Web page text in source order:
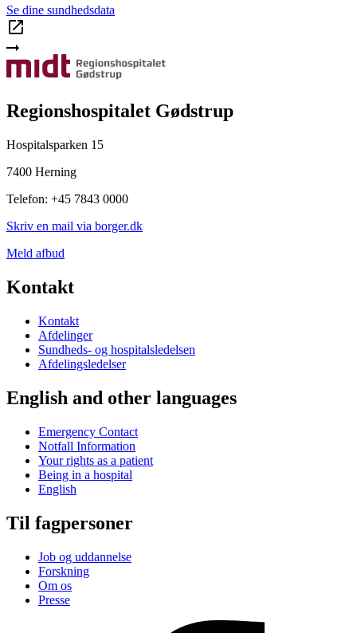
Se dine sundhedsdata
Regionshospitalet Gødstrup
Hospitalsparken 15
7400 Herning
Telefon: +45 7843 0000
Skriv en mail via borger.dk
Meld afbud
Kontakt
Kontakt
Afdelinger
Sundheds- og hospitalsledelsen
Afdelingsledelser
English and other languages
Emergency Contact
Notfall Information
Your rights as a patient
Being in a hospital
English
Til fagpersoner
Job og uddannelse
Forskning
Om os
Presse